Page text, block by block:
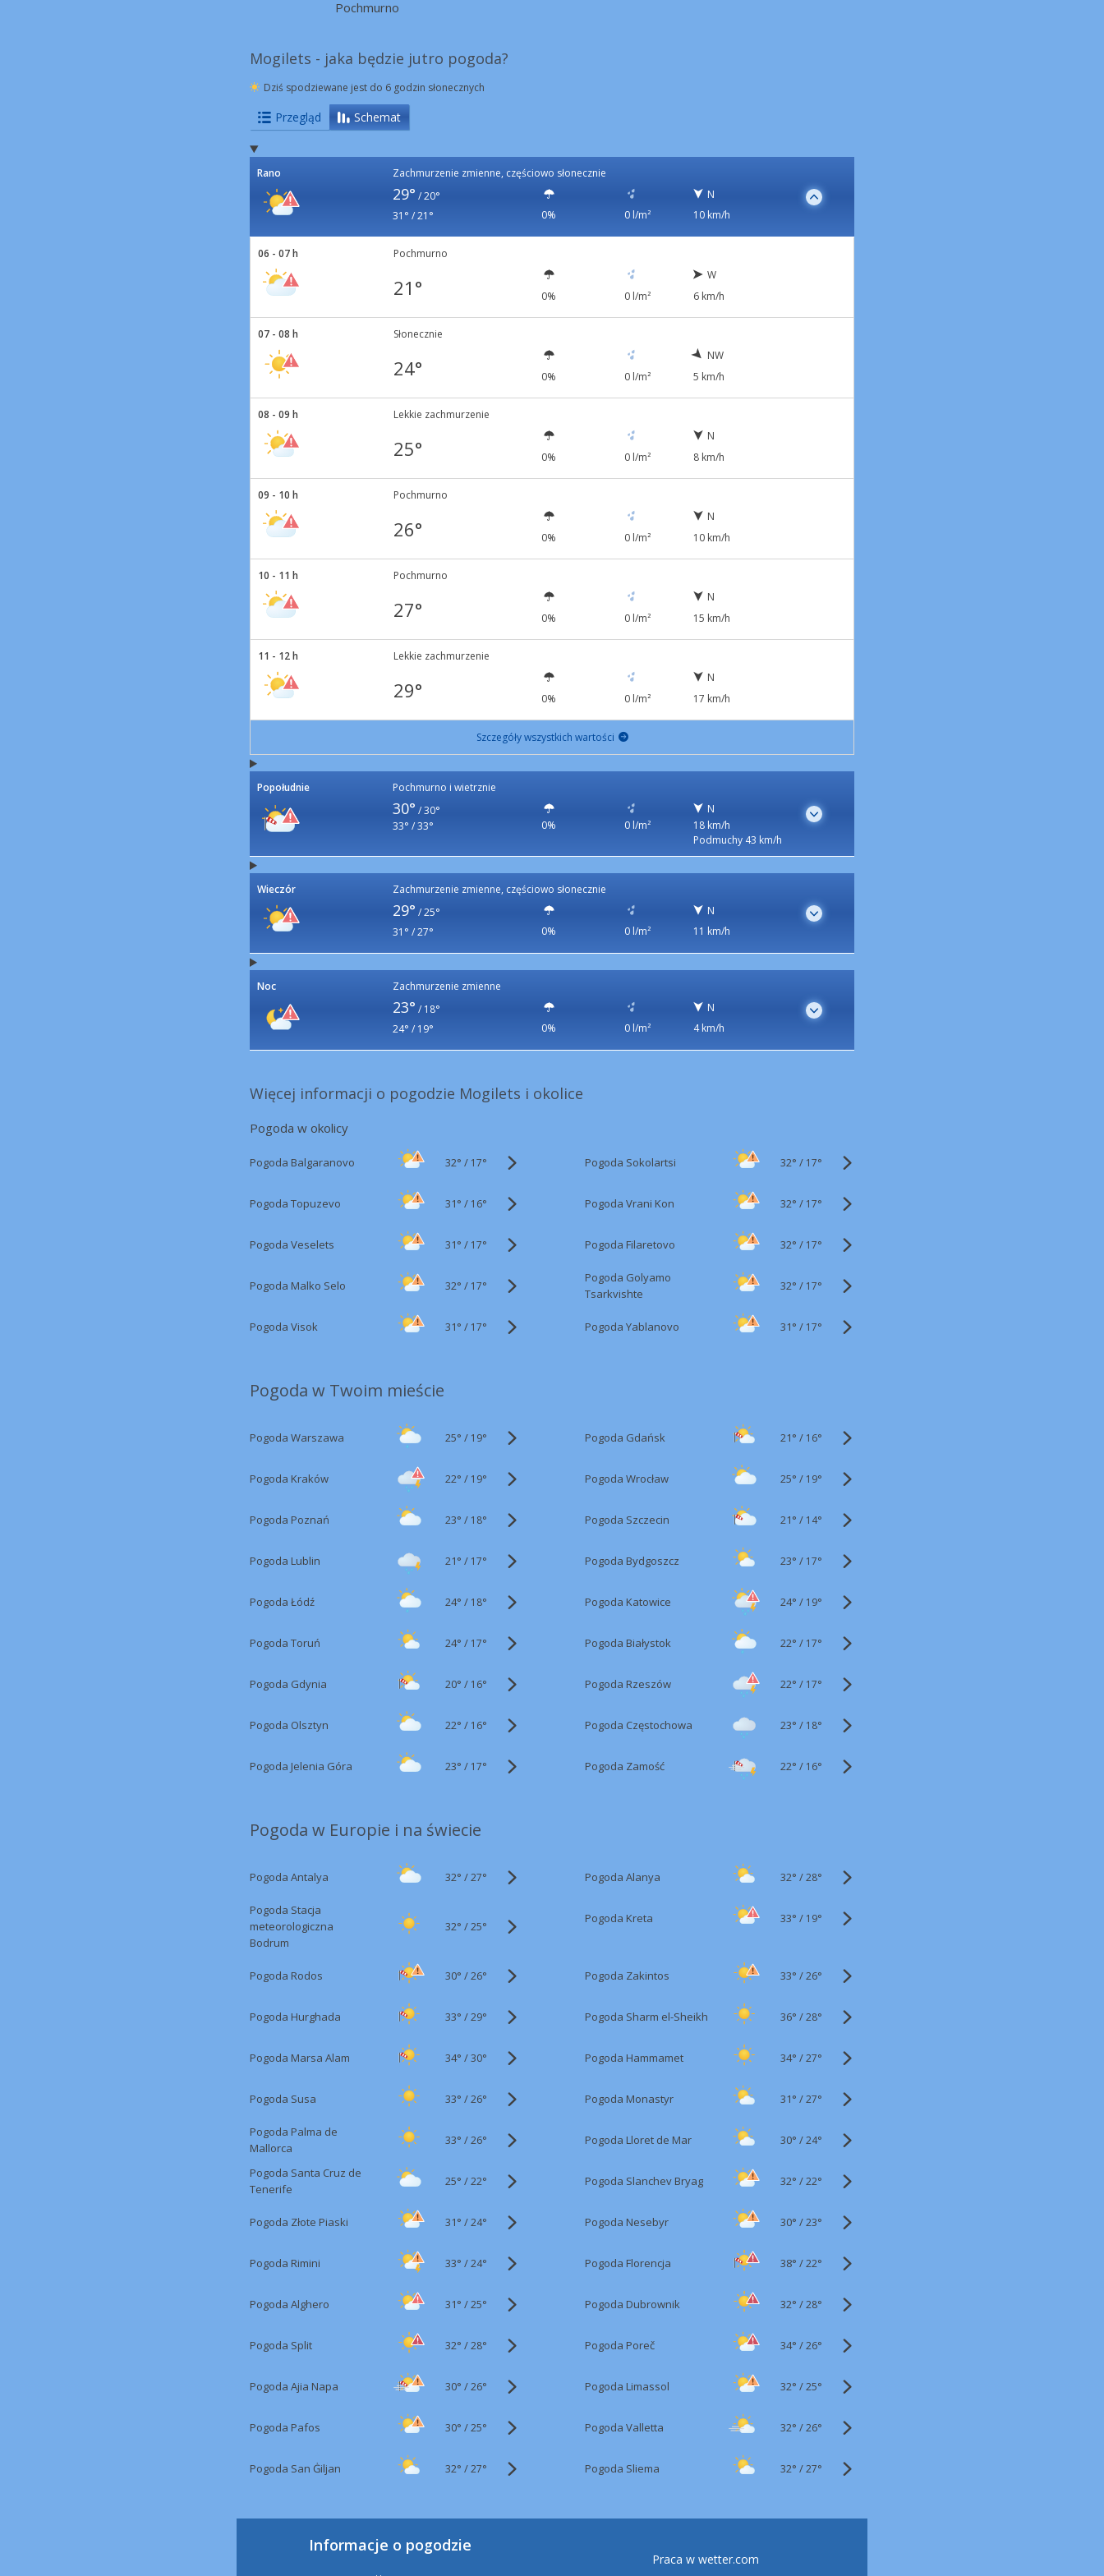
Pochmurno
Mogilets - jaka będzie jutro pogoda?
Dziś spodziewane jest do 6 godzin słonecznych
Przegląd Schemat
Rano Zachmurzenie zmienne, częściowo słonecznie
29° /20°
31° / 21°
0% 0 l/m²
N
10 km/h
06 - 07 h Pochmurno
21° 0% 0 l/m²
W
6 km/h
07 - 08 h Słonecznie
24° 0% 0 l/m²
NW
5 km/h
08 - 09 h Lekkie zachmurzenie
25° 0% 0 l/m²
N
8 km/h
09 - 10 h Pochmurno
26° 0% 0 l/m²
N
10 km/h
10 - 11 h Pochmurno
27° 0% 0 l/m²
N
15 km/h
11 - 12 h Lekkie zachmurzenie
29° 0% 0 l/m²
N
17 km/h
Szczegóły wszystkich wartości
Popołudnie Pochmurno i wietrznie
30° /30°
33° / 33°
0% 0 l/m²
N
18 km/h
Podmuchy 43 km/h
Wieczór Zachmurzenie zmienne, częściowo słonecznie
29° /25°
31° / 27°
0% 0 l/m²
N
11 km/h
Noc Zachmurzenie zmienne
23° / 18°
24° / 19°
0% 0 l/m²
N
4 km/h
Więcej informacji o pogodzie Mogilets i okolice
Pogoda w okolicy
Pogoda Balgaranovo 32° / 17° Pogoda Sokolartsi 32° / 17°
Pogoda Topuzevo 31° / 16° Pogoda Vrani Kon 32° / 17°
Pogoda Veselets 31° / 17° Pogoda Filaretovo 32° / 17°
Pogoda Malko Selo 32° / 17°
Pogoda Golyamo
Tsarkvishte
32° / 17°
Pogoda Visok 31° / 17° Pogoda Yablanovo 31° / 17°
Pogoda w Twoim mieście
Pogoda Warszawa 25° / 19° Pogoda Gdańsk 21° / 16°
Pogoda Kraków 22° / 19° Pogoda Wrocław 25° / 19°
Pogoda Poznań 23° / 18° Pogoda Szczecin 21° / 14°
Pogoda Lublin 21° / 17° Pogoda Bydgoszcz 23° / 17°
Pogoda Łódź 24° / 18° Pogoda Katowice 24° / 19°
Pogoda Toruń 24° / 17° Pogoda Białystok 22° / 17°
Pogoda Gdynia 20° / 16° Pogoda Rzeszów 22° / 17°
Pogoda Olsztyn 22° / 16° Pogoda Częstochowa 23° / 18°
Pogoda Jelenia Góra 23° / 17° Pogoda Zamość 22° / 16°
Pogoda w Europie i na świecie
Pogoda Antalya 32° /27° Pogoda Alanya 32° /28°
Pogoda Stacja
meteorologiczna
Bodrum
32° /25°
Pogoda Kreta 33° / 19°
Pogoda Rodos 30° /26° Pogoda Zakintos 33° /26°
Pogoda Hurghada 33° /29° Pogoda Sharm el-Sheikh 36° /28°
Pogoda Marsa Alam 34° /30° Pogoda Hammamet 34° /27°
Pogoda Susa 33° /26° Pogoda Monastyr 31° /27°
Pogoda Palma de
Mallorca
33° /26° Pogoda Lloret de Mar 30° /24°
Pogoda Santa Cruz de
Tenerife
25° /22° Pogoda Slanchev Bryag 32° /22°
Pogoda Złote Piaski 31° /24° Pogoda Nesebyr 30° /23°
Pogoda Rimini 33° /24° Pogoda Florencja 38° /22°
Pogoda Alghero 31° /25° Pogoda Dubrownik 32° /28°
Pogoda Split 32° /28° Pogoda Poreč 34° /26°
Pogoda Ajia Napa 30° /26° Pogoda Limassol 32° /25°
Pogoda Pafos 30° /25° Pogoda Valletta 32° /26°
Pogoda San Ġiljan 32° /27° Pogoda Sliema 32° /27°
Informacje o pogodzie
Praca w wetter.com